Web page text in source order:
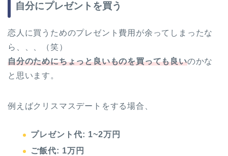
自分にプレゼントを買う
恋人に買うためのプレゼント費用が余ってしまったな
ら、、、（笑）
自分のためにちょっと良いものを買っても良いのかな
と思います。
例えばクリスマスデートをする場合、
プレゼント代: 1~2万円
ご飯代: 1万円